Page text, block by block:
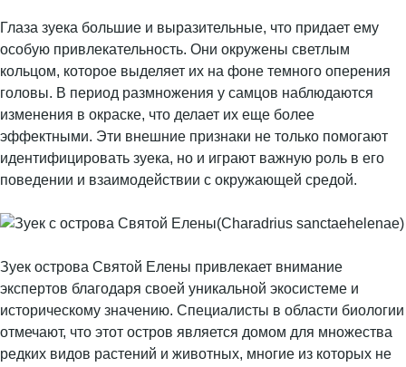
Глаза зуека большие и выразительные, что придает ему
особую привлекательность. Они окружены светлым
кольцом, которое выделяет их на фоне темного оперения
головы. В период размножения у самцов наблюдаются
изменения в окраске, что делает их еще более
эффектными. Эти внешние признаки не только помогают
идентифицировать зуека, но и играют важную роль в его
поведении и взаимодействии с окружающей средой.
Зуек острова Святой Елены привлекает внимание
экспертов благодаря своей уникальной экосистеме и
историческому значению. Специалисты в области биологии
отмечают, что этот остров является домом для множества
редких видов растений и животных, многие из которых не